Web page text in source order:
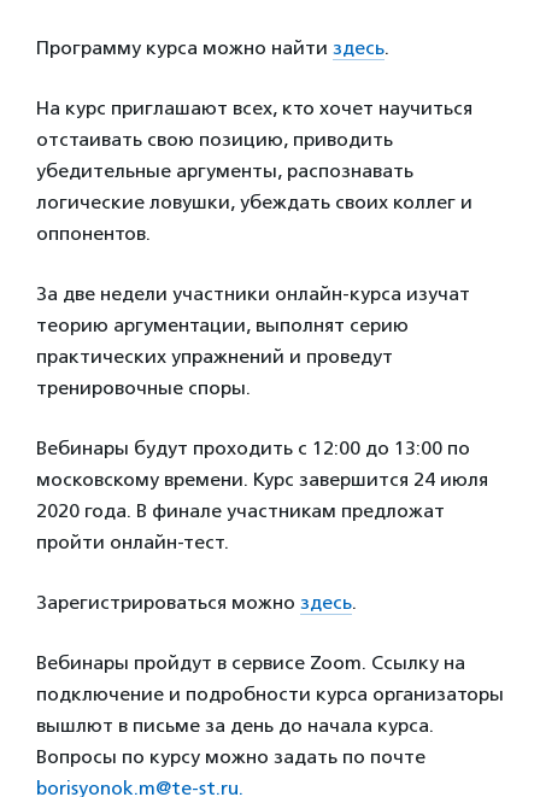
Программу курса можно найти здесь.
На курс приглашают всех, кто хочет научиться
отстаивать свою позицию, приводить
убедительные аргументы, распознавать
логические ловушки, убеждать своих коллег и
оппонентов.
За две недели участники онлайн-курса изучат
теорию аргументации, выполнят серию
практических упражнений и проведут
тренировочные споры.
Вебинары будут проходить с 12:00 до 13:00 по
московскому времени. Курс завершится 24 июля
2020 года. В финале участникам предложат
пройти онлайн-тест.
Зарегистрироваться можно здесь.
Вебинары пройдут в сервисе Zoom. Ссылку на
подключение и подробности курса организаторы
вышлют в письме за день до начала курса.
Вопросы по курсу можно задать по почте
borisyonok.m@te-st.ru.